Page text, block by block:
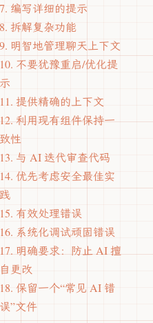
7. 编写详细的提示
8. 拆解复杂功能
9. 明智地管理聊天上下文
10. 不要犹豫重启/优化提
示
11. 提供精确的上下文
12. 利用现有组件保持一
致性
13. 与 AI 迭代审查代码
14. 优先考虑安全最佳实
践
15. 有效处理错误
16. 系统化调试顽固错误
17. 明确要求：防止 AI 擅
自更改
18. 保留一个“常见 AI 错
误”文件